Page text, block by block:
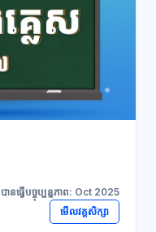
បានធ្វើបច្ចុប្បន្នភាព: Oct 2025
មើលវគ្គសិក្សា